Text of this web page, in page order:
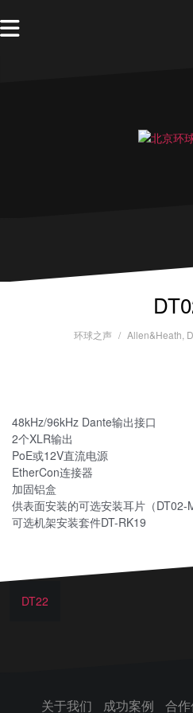
环球之声 Allen&Heath
48kHz/96kHz Dante输出接口
2个XLR输出
PoE或12V直流电源
EtherCon连接器
加固铝盒
供表面安装的可选安装耳片（DT02-
可选机架安装套件DT-RK19
DT22
关于我们 成功案例 合